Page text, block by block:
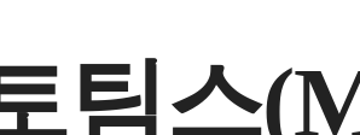
팀스